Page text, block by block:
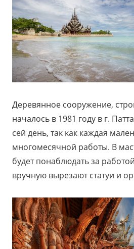
Деревянное сооружение,
началось в 1981 году в г.
сей день, так как каждая
многомесячной работы. В
будет понаблюдать за
вручную вырезают статуи и